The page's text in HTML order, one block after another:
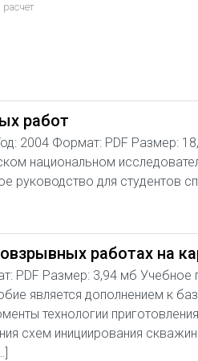
расчет
работ
2004 Формат: PDF Размер:
национальном
руководство для студентов
работах на
PDF Размер: 3,94 мб
является дополнением к
технологии
схем инициирования